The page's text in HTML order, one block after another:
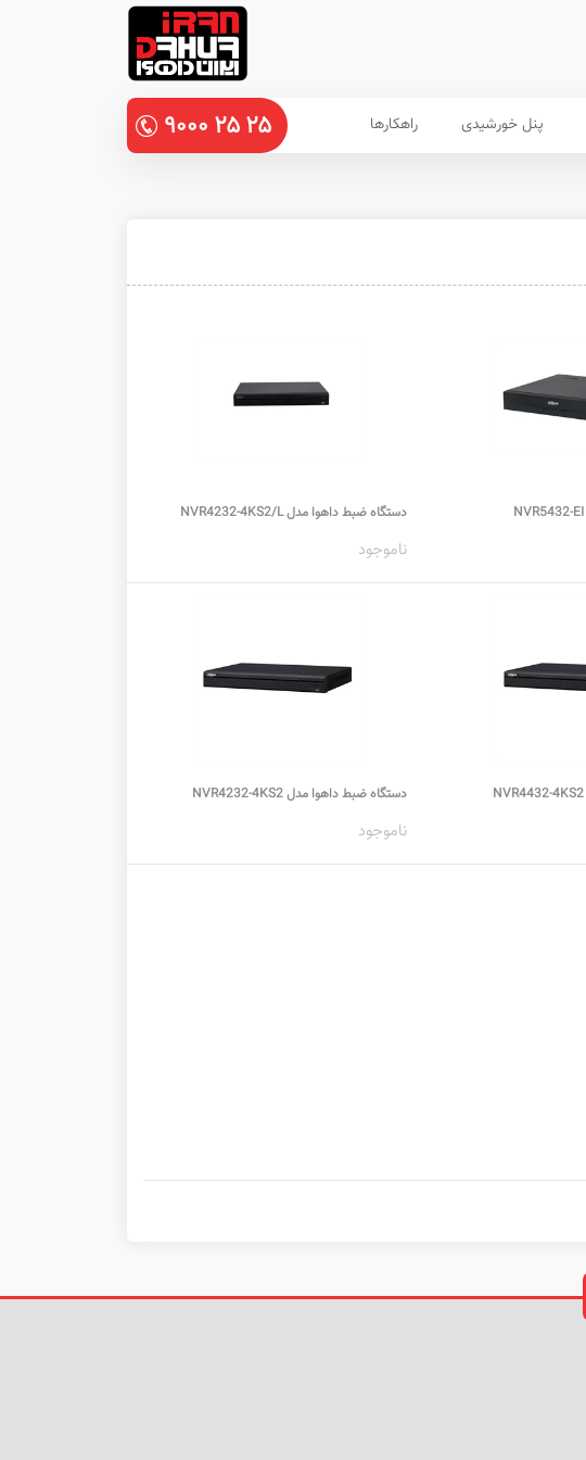
پنل خورشیدی راهکارها ۹۰۰۰ ۲۵۲۵
دستگاه ضبط داهوا مدل NVR4232-4KS2/L
ناموجود
دستگاه ضبط داهوا مدل NVR4232-4KS2
ناموجود